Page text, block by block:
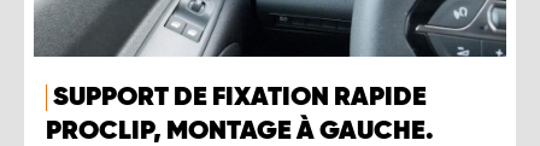
SUPPORT DE FIXATION RAPIDE
PROCLIP, MONTAGE À GAUCHE.